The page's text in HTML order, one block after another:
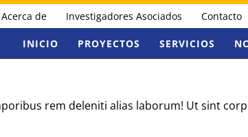
Acerca de Investigadores Asociados Contacto
INICIO PROYECTOS SERVICIOS
rem deleniti alias laborum! Ut sint